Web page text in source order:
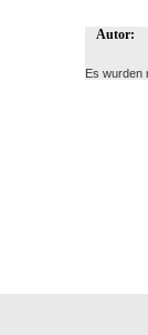
Autor:
Es wurden